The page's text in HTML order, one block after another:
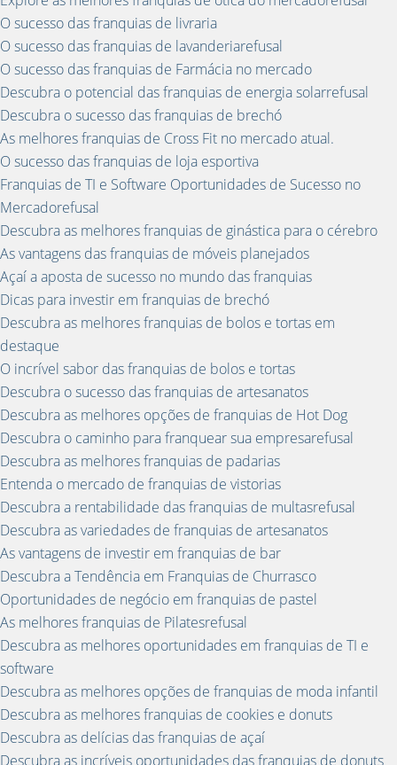
O sucesso das franquias de livraria
O sucesso das franquias de lavanderiarefusal
O sucesso das franquias de Farmácia no mercado
Descubra o potencial das franquias de energia solarrefusal
Descubra o sucesso das franquias de brechó
As melhores franquias de Cross Fit no mercado atual.
O sucesso das franquias de loja esportiva
Franquias de TI e Software Oportunidades de Sucesso no
Mercadorefusal
Descubra as melhores franquias de ginástica para o cérebro
As vantagens das franquias de móveis planejados
Açaí a aposta de sucesso no mundo das franquias
Dicas para investir em franquias de brechó
Descubra as melhores franquias de bolos e tortas em
destaque
O incrível sabor das franquias de bolos e tortas
Descubra o sucesso das franquias de artesanatos
Descubra as melhores opções de franquias de Hot Dog
Descubra o caminho para franquear sua empresarefusal
Descubra as melhores franquias de padarias
Entenda o mercado de franquias de vistorias
Descubra a rentabilidade das franquias de multasrefusal
Descubra as variedades de franquias de artesanatos
As vantagens de investir em franquias de bar
Descubra a Tendência em Franquias de Churrasco
Oportunidades de negócio em franquias de pastel
As melhores franquias de Pilatesrefusal
Descubra as melhores oportunidades em franquias de TI e
software
Descubra as melhores opções de franquias de moda infantil
Descubra as melhores franquias de cookies e donuts
Descubra as delícias das franquias de açaí
Descubra as incríveis oportunidades das franquias de donuts